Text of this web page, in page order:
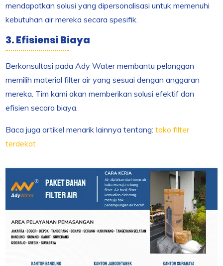
mendapatkan solusi yang dipersonalisasi untuk memenuhi
kebutuhan air mereka secara spesifik.
3. Efisiensi Biaya
Berkonsultasi pada Ady Water membantu pelanggan
memilih material filter air yang sesuai dengan anggaran
mereka. Tim kami akan memberikan solusi efektif dan
efisien secara biaya.
Baca juga artikel menarik lainnya tentang:toko filter
terdekat